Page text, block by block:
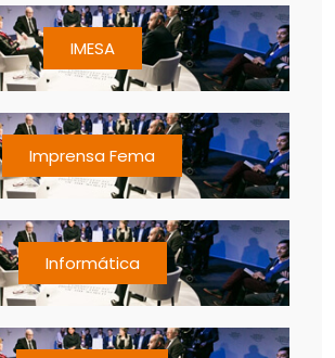
IMESA
Imprensa Fema
Informática